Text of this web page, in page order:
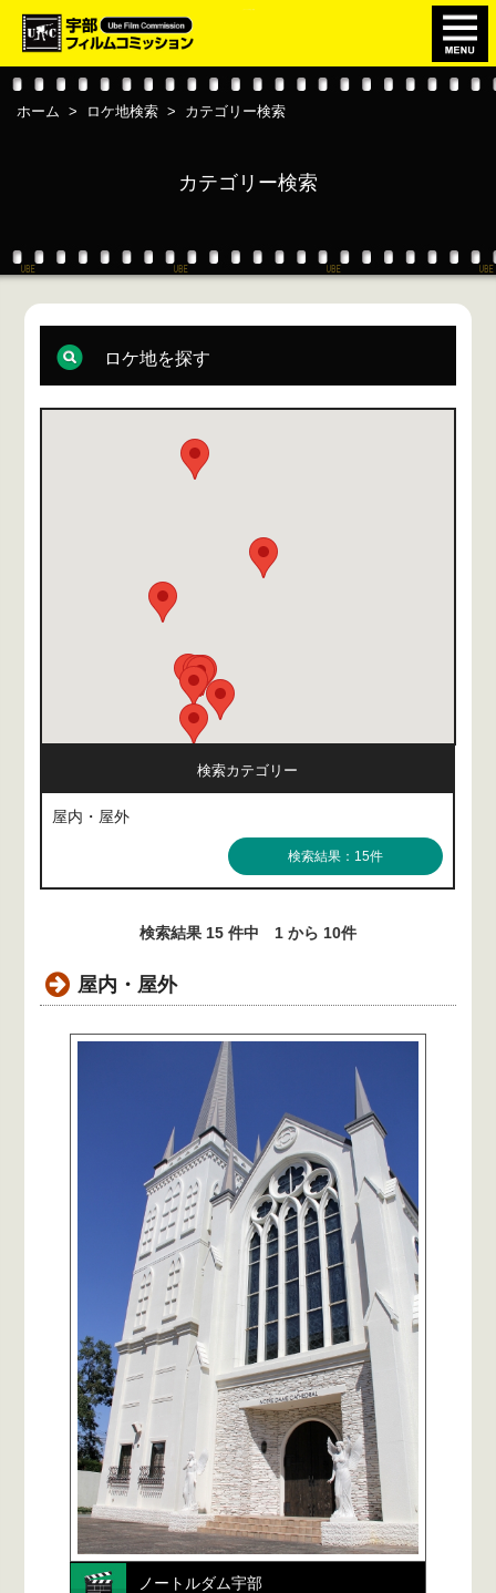
ホーム > ロケ地検索 > カテゴリー検索
カテゴリー検索
ロケ地を探す
検索カテゴリー
屋内・屋外
検索結果：15件
検索結果 15 件中 1 から 10件
屋内・屋外
ノートルダム宇部